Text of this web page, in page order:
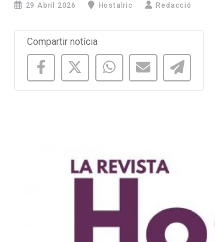
29 Abril 2026 Hostalric Redacció
Compartir notícia